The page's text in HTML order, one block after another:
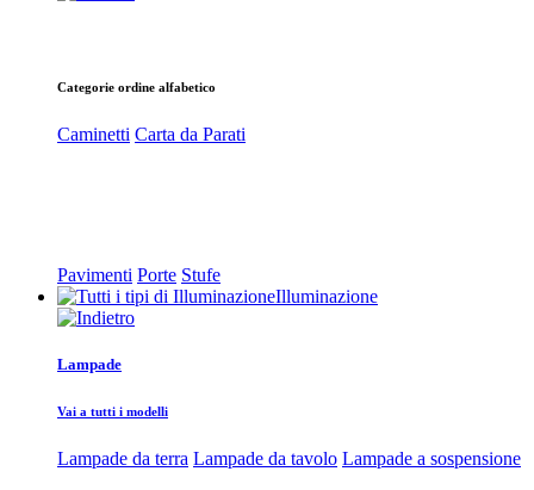
Categorie ordine alfabetico
Caminetti Carta da Parati
Pavimenti Porte Stufe
Illuminazione
Lampade
Vai a tutti i modelli
Lampade da terra Lampade da tavolo Lampade a sospensione